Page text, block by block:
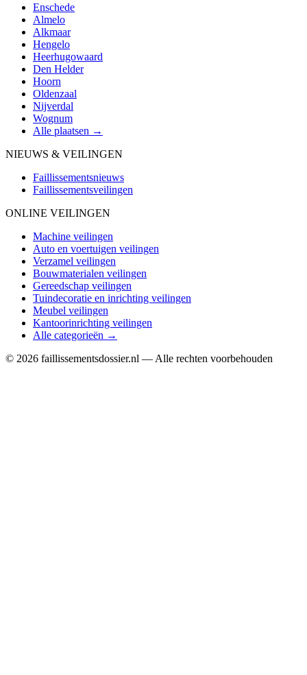
Enschede
Almelo
Alkmaar
Hengelo
Heerhugowaard
Den Helder
Hoorn
Oldenzaal
Nijverdal
Wognum
Alle plaatsen →
NIEUWS & VEILINGEN
Faillissementsnieuws
Faillissementsveilingen
ONLINE VEILINGEN
Machine veilingen
Auto en voertuigen veilingen
Verzamel veilingen
Bouwmaterialen veilingen
Gereedschap veilingen
Tuindecoratie en inrichting veilingen
Meubel veilingen
Kantoorinrichting veilingen
Alle categorieën →
© 2026 faillissementsdossier.nl — Alle rechten voorbehouden